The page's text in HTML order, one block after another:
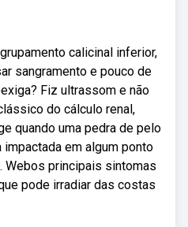
calicinal inferior,
sangramento e pouco de
Fiz ultrassom e não
do cálculo renal,
quando uma pedra de pelo
em algum ponto
Webos principais sintomas
pode irradiar das costas